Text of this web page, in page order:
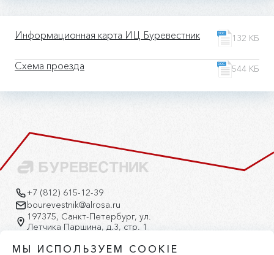
Информационная карта ИЦ Буревестник 132 КБ
Схема проезда 544 КБ
+7 (812) 615-12-39
bourevestnik@alrosa.ru
197375, Санкт-Петербург, ул.
Летчика Паршина, д.3, стр. 1
МЫ ИСПОЛЬЗУЕМ COOKIE